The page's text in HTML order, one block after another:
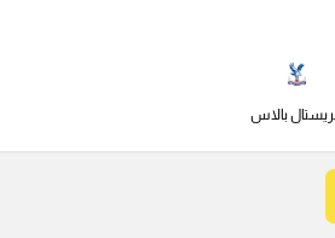
بالاس